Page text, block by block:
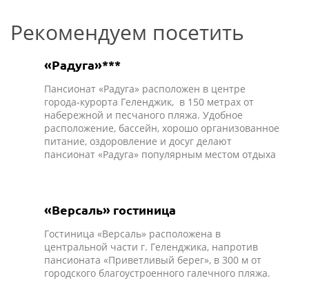
Рекомендуем посетить
«Радуга»***
Пансионат «Радуга» расположен в центре
города-курорта Геленджик, в 150 метрах от
набережной и песчаного пляжа. Удобное
расположение, бассейн, хорошо организованное
питание, оздоровление и досуг делают
пансионат «Радуга» популярным местом отдыха
«Версаль» гостиница
Гостиница «Версаль» расположена в
центральной части г. Геленджика, напротив
пансионата «Приветливый берег», в 300 м от
городского благоустроенного галечного пляжа.